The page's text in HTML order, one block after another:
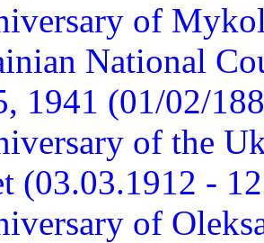
of
National
1941 (01/02/
of the
(03.03.1912 -
of